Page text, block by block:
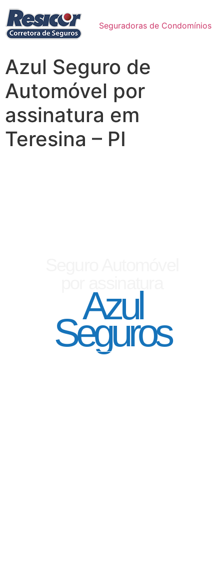
Seguradoras de Condomínios
Azul Seguro de
Automóvel por
assinatura em
Teresina – PI
Azul
Seguros